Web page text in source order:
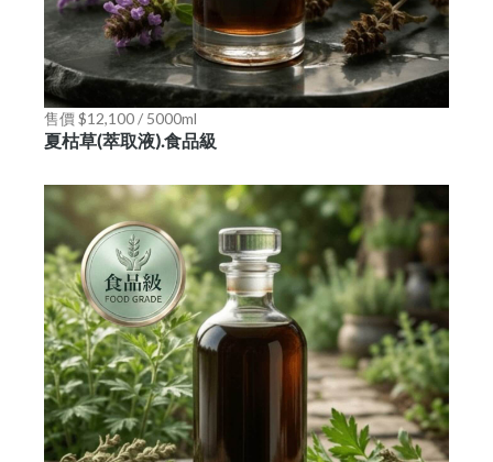
售價 $12,100 / 5000ml
夏枯草(萃取液).食品級